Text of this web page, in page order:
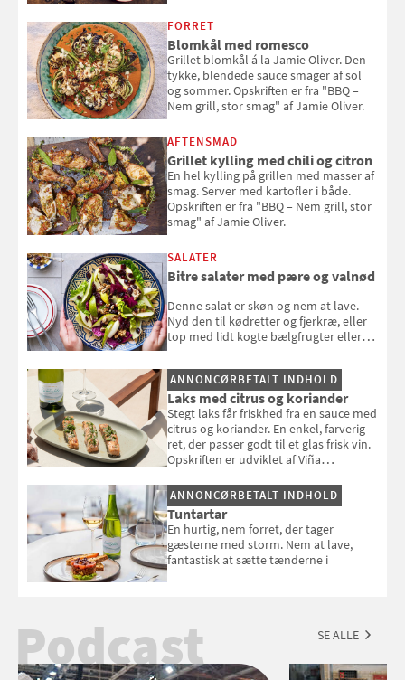
smag" af Jamie Oliver.
FORRET
Blomkål med romesco
Grillet blomkål á la Jamie Oliver. Den
tykke, blendede sauce smager af sol
og sommer. Opskriften er fra "BBQ –
Nem grill, stor smag" af Jamie Oliver.
AFTENSMAD
Grillet kylling med chili og citron
En hel kylling på grillen med masser af
smag. Server med kartofler i både.
Opskriften er fra "BBQ – Nem grill, stor
smag" af Jamie Oliver.
SALATER
Bitre salater med pære og valnød
Denne salat er skøn og nem at lave.
Nyd den til kødretter og fjerkræ, eller
top med lidt kogte bælgfrugter eller
selvstændigt måltid. Opskriften er fra
Louisa Lorangs kogebog "Salat".
ANNONCØRBETALT INDHOLD
Laks med citrus og koriander
Stegt laks får friskhed fra en sauce med
citrus og koriander. En enkel, farverig
ret, der passer godt til et glas frisk vin.
Opskriften er udviklet af Viña
ANNONCØRBETALT INDHOLD
Tuntartar
En hurtig, nem forret, der tager
gæsterne med storm. Nem at lave,
fantastisk at sætte tænderne i
Podcast SE ALLE